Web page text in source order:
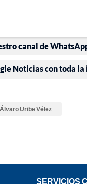
canal de
Noticias con toda
Álvaro Uribe Vélez
SERVICIOS